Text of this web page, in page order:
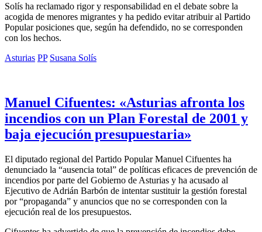
Solís ha reclamado rigor y responsabilidad en el debate sobre la
acogida de menores migrantes y ha pedido evitar atribuir al Partido
Popular posiciones que, según ha defendido, no se corresponden
con los hechos.
Asturias PP Susana Solís
Manuel Cifuentes: «Asturias afronta los
incendios con un Plan Forestal de 2001 y
baja ejecución presupuestaria»
El diputado regional del Partido Popular Manuel Cifuentes ha
denunciado la “ausencia total” de políticas eficaces de prevención de
incendios por parte del Gobierno de Asturias y ha acusado al
Ejecutivo de Adrián Barbón de intentar sustituir la gestión forestal
por “propaganda” y anuncios que no se corresponden con la
ejecución real de los presupuestos.